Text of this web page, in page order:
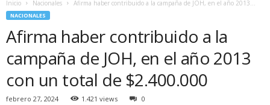
Inicio Nacionales Afirma haber contribuido a la campaña de JOH, en el año 2013...
NACIONALES
Afirma haber contribuido a la
campaña de JOH, en el año 2013
con un total de $2.400.000
febrero 27, 2024 1.421 views 0